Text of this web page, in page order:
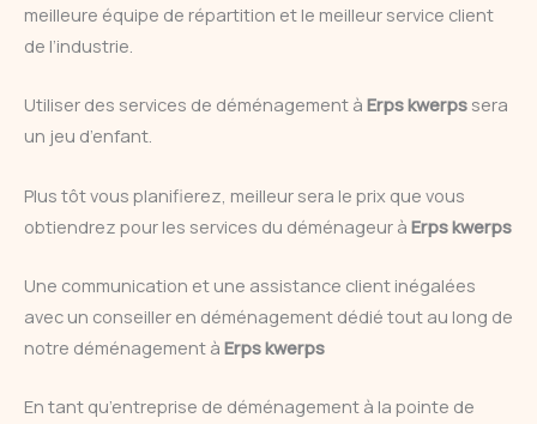
meilleure équipe de répartition et le meilleur service client
de l’industrie.
Utiliser des services de déménagement à Erps kwerps sera
un jeu d’enfant.
Plus tôt vous planifierez, meilleur sera le prix que vous
obtiendrez pour les services du déménageur à Erps kwerps
Une communication et une assistance client inégalées
avec un conseiller en déménagement dédié tout au long de
notre déménagement à Erps kwerps
En tant qu’entreprise de déménagement à la pointe de